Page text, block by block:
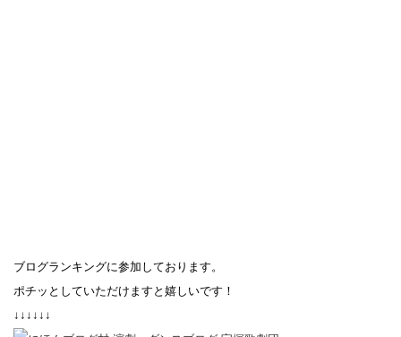
ブログランキングに参加しております。
ポチッとしていただけますと嬉しいです！
↓↓↓↓↓↓